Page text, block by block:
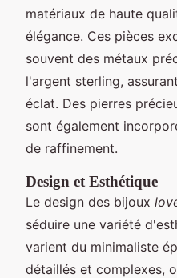
matériaux de haute
élégance. Ces pièces
souvent des métaux
l'argent sterling,
éclat. Des pierres
sont également
de raffinement.
Design et Esthétique
Le design des bijoux
séduire une variété
varient du minimaliste
détaillés et complexes,